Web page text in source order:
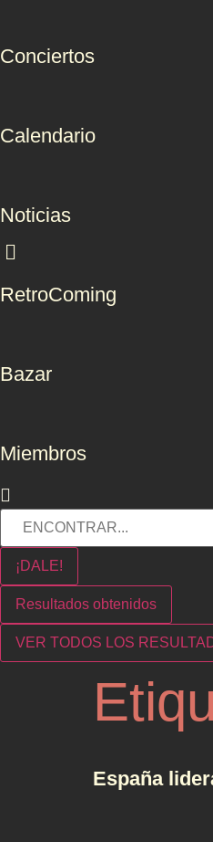
Conciertos
Calendario
Noticias
RetroComing
Bazar
Miembros
¡DALE!
Resultados obtenidos
VER TODOS LOS
España